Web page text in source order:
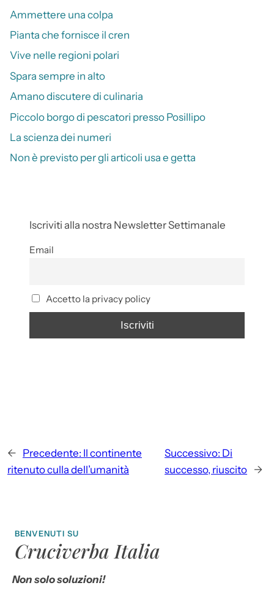
Ammettere una colpa
Pianta che fornisce il cren
Vive nelle regioni polari
Spara sempre in alto
Amano discutere di culinaria
Piccolo borgo di pescatori presso Posillipo
La scienza dei numeri
Non è previsto per gli articoli usa e getta
Iscriviti alla nostra Newsletter Settimanale
Email
Accetto la privacy policy
← Precedente: Il continente
ritenuto culla dell’umanità
Successivo: Di
successo, riuscito →
BENVENUTI SU
Cruciverba Italia
Non solo soluzioni!